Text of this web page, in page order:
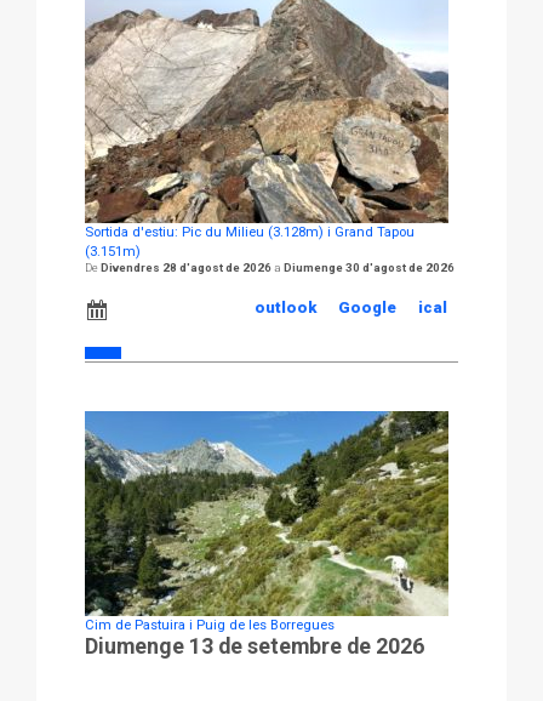
Sortida d'estiu: Pic du Milieu (3.128m) i Grand Tapou
(3.151m)
Divendres 28 d'agost de 2026 Diumenge 30 d'agost de 2026
ical
Google
outlook
Cim de Pastuira i Puig de les Borregues
Diumenge 13 de setembre de 2026